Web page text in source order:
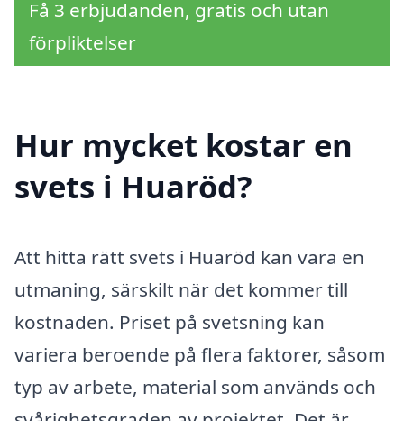
Få 3 erbjudanden, gratis och utan
förpliktelser
Hur mycket kostar en
svets i Huaröd?
Att hitta rätt svets i Huaröd kan vara en
utmaning, särskilt när det kommer till
kostnaden. Priset på svetsning kan
variera beroende på flera faktorer, såsom
typ av arbete, material som används och